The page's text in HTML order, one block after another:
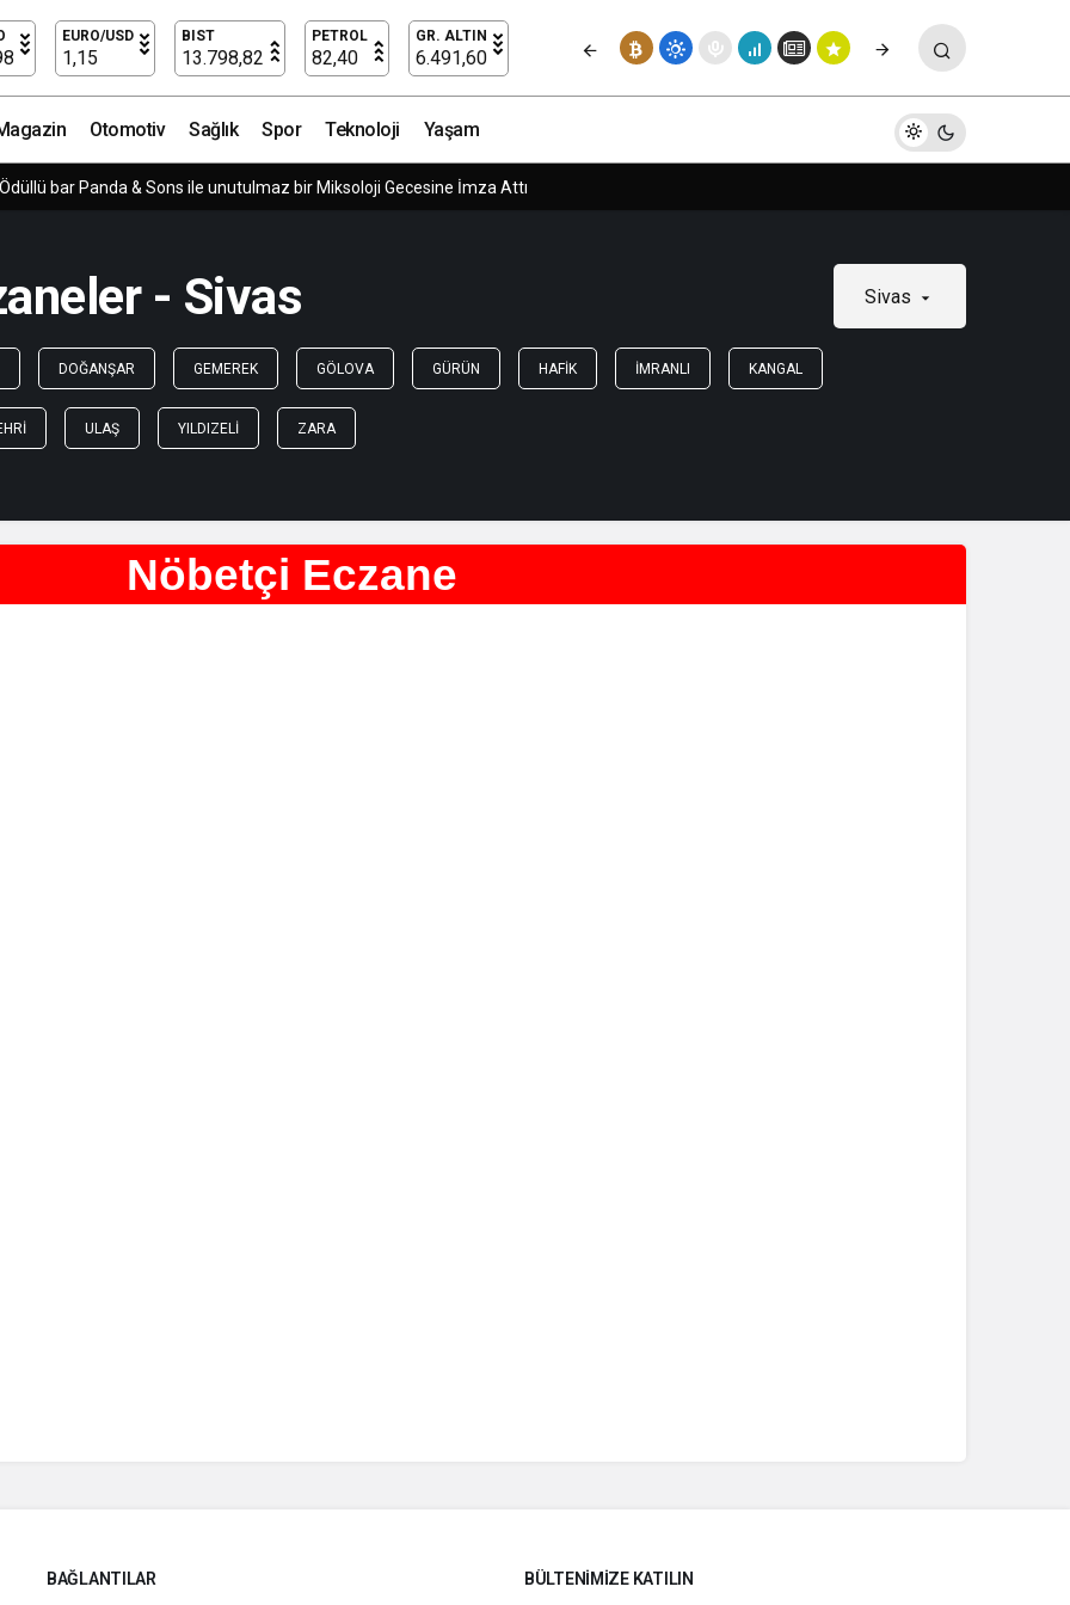
EURO/USD
1,15
BIST
13.798,82
PETROL
82,40
GR. ALTIN
6.491,60
Otomotiv Sağlık Spor Teknoloji Yaşam
bar Panda & Sons ile unutulmaz bir Miksoloji Gecesine İmza Attı
- Sivas Sivas
DOĞANŞAR GEMEREK GÖLOVA GÜRÜN HAFIK İMRANLI KANGAL
ULAŞ YILDIZELI ZARA
Nöbetçi Eczane
BAĞLANTILAR BÜLTENIMIZE KATILIN